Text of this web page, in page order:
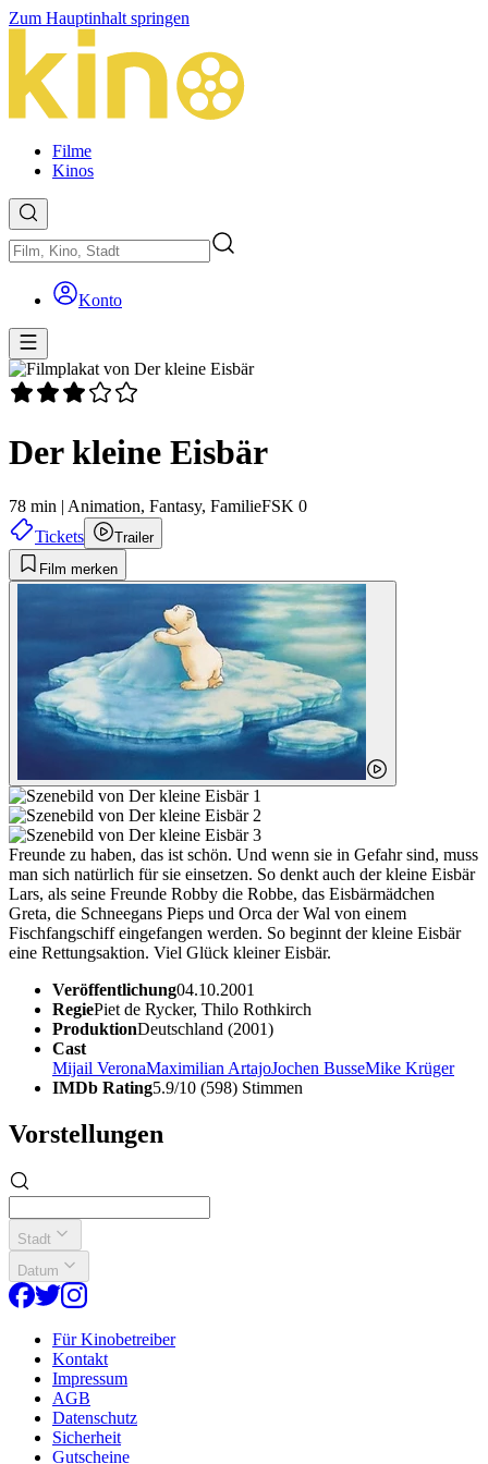
Zum Hauptinhalt springen
Filme
Kinos
Konto
Der kleine Eisbär
78 min | Animation, Fantasy, FamilieFSK 0
Tickets
Trailer
Film merken
Freunde zu haben, das ist schön. Und wenn sie in Gefahr sind, muss
man sich natürlich für sie einsetzen. So denkt auch der kleine Eisbär
Lars, als seine Freunde Robby die Robbe, das Eisbärmädchen
Greta, die Schneegans Pieps und Orca der Wal von einem
Fischfangschiff eingefangen werden. So beginnt der kleine Eisbär
eine Rettungsaktion. Viel Glück kleiner Eisbär.
Veröffentlichung04.10.2001
RegiePiet de Rycker, Thilo Rothkirch
ProduktionDeutschland (2001)
Cast
Mijail VeronaMaximilian ArtajoJochen BusseMike Krüger
IMDb Rating5.9/10 (598) Stimmen
Vorstellungen
Stadt
Datum
Für Kinobetreiber
Kontakt
Impressum
AGB
Datenschutz
Sicherheit
Gutscheine